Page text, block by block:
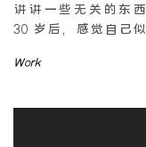
讲讲一些无关的东
30 岁后，感觉自己
Work